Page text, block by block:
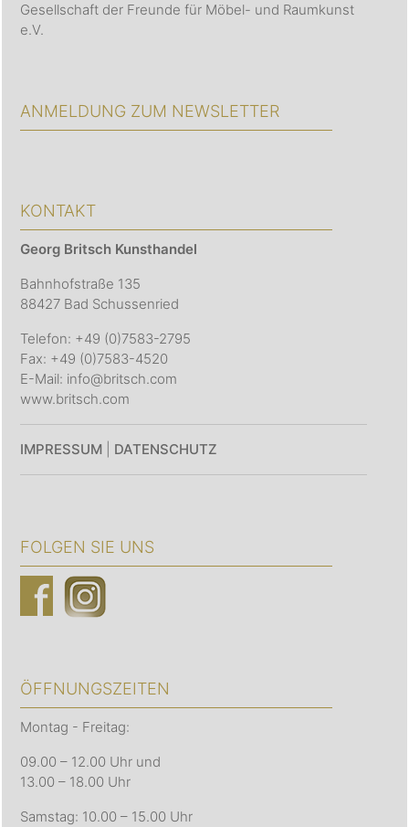
Gesellschaft der Freunde für Möbel- und Raumkunst
e.V.
ANMELDUNG ZUM NEWSLETTER
KONTAKT
Georg Britsch Kunsthandel
Bahnhofstraße 135
88427 Bad Schussenried
Telefon: +49 (0)7583-2795
Fax: +49 (0)7583-4520
E-Mail: info@britsch.com
www.britsch.com
IMPRESSUM DATENSCHUTZ
FOLGEN SIE UNS
ÖFFNUNGSZEITEN
Montag - Freitag:
09.00 – 12.00 Uhr und
13.00 – 18.00 Uhr
Samstag: 10.00 – 15.00 Uhr